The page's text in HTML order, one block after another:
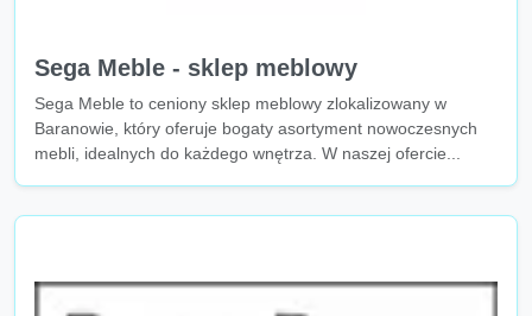
Sega Meble - sklep meblowy
Sega Meble to ceniony sklep meblowy zlokalizowany w
Baranowie, który oferuje bogaty asortyment nowoczesnych
mebli, idealnych do każdego wnętrza. W naszej ofercie...